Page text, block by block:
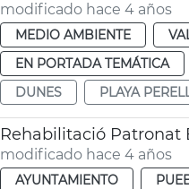
modificado hace 4 años
MEDIO AMBIENTE
EN PORTADA TEMÁTICA
DUNES
PLAYA
Rehabilitació Patronat
modificado hace 4 años
AYUNTAMIENTO